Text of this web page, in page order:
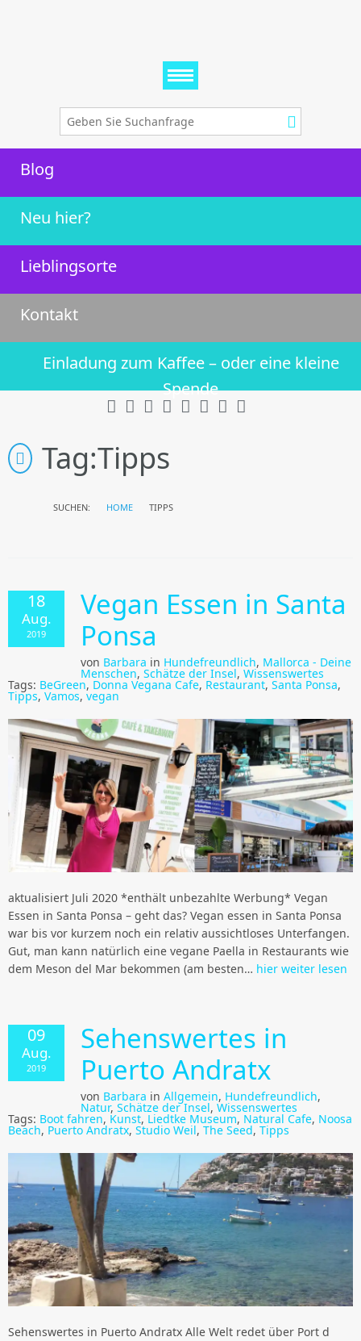
Blog
Neu hier?
Lieblingsorte
Kontakt
Einladung zum Kaffee – oder eine kleine
Spende
Tag:Tipps
SUCHEN: HOME TIPPS
18
Aug.
2019
Vegan Essen in Santa
Ponsa
von Barbara in Hundefreundlich, Mallorca - Deine
Menschen, Schätze der Insel, Wissenswertes
Tags: BeGreen, Donna Vegana Cafe, Restaurant, Santa Ponsa,
Tipps, Vamos, vegan
aktualisiert Juli 2020 *enthält unbezahlte Werbung* Vegan
Essen in Santa Ponsa – geht das? Vegan essen in Santa Ponsa
war bis vor kurzem noch ein relativ aussichtloses Unterfangen.
Gut, man kann natürlich eine vegane Paella in Restaurants wie
dem Meson del Mar bekommen (am besten… hier weiter lesen
09
Aug.
2019
Sehenswertes in
Puerto Andratx
von Barbara in Allgemein, Hundefreundlich,
Natur, Schätze der Insel, Wissenswertes
Tags: Boot fahren, Kunst, Liedtke Museum, Natural Cafe, Noosa
Beach, Puerto Andratx, Studio Weil, The Seed, Tipps
Sehenswertes in Puerto Andratx Alle Welt redet über Port d